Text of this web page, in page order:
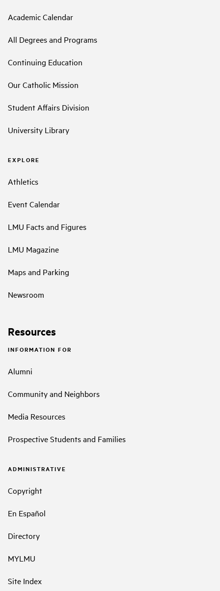
Academic Calendar
All Degrees and Programs
Continuing Education
Our Catholic Mission
Student Affairs Division
University Library
EXPLORE
Athletics
Event Calendar
LMU Facts and Figures
LMU Magazine
Maps and Parking
Newsroom
Resources
INFORMATION FOR
Alumni
Community and Neighbors
Media Resources
Prospective Students and Families
ADMINISTRATIVE
Copyright
En Español
Directory
MYLMU
Site Index